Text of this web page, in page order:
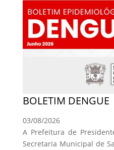
BOLETIM DENGUE
03/08/2026
A Prefeitura de
Secretaria Municipal de